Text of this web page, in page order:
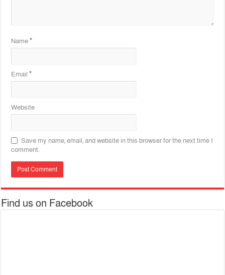
Name*
Email*
Website
Save my name, email, and website in this browser for the next time I
comment.
Find us on Facebook